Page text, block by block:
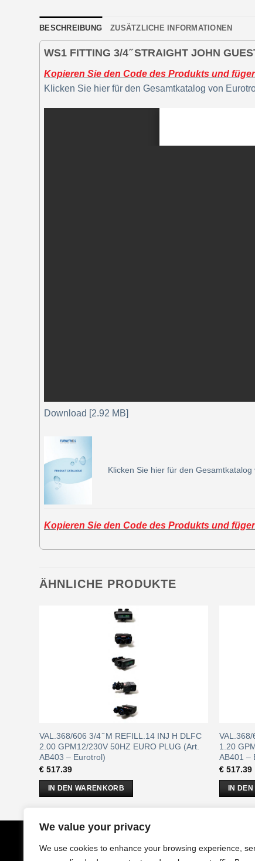
We value your privacy
We use cookies to enhance your browsing experience,
BESCHREIBUNG ZUSÄTZLICHE INFORMATIONEN
WS1 FITTING 3/4 ̋ STRAIGHT JOHN
Kopieren Sie den Code des Produkts und
Klicken Sie hier für den Gesamtkatalog von
Download [2.92 MB]
Klicken Sie hier für den Gesamtkatalog
Kopieren Sie den Code des Produkts und
ÄHNLICHE PRODUKTE
VAL.368/606 3/4 ̋ M REFILL.14 INJ H DLFC
2.00 GPM12/230V 50HZ EURO PLUG (Art.
AB403 – Eurotrol)
€517.39
IN DEN WARENKORB
1.20
AB401 –
€ 517.39
IN
CobrAmGmbH